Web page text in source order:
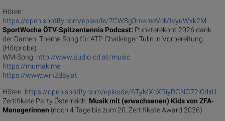
Hören:
https://open.spotify.com/episode/7CW8g0mameVcMIvyuWxk2M
SportWoche ÖTV-Spitzentennis Podcast: Punkterekord 2026 dank
der Damen, Theme-Song für ATP Challenger Tulln in Vorbereitung
(Hörprobe)
WM-Song: http://www.audio-cd.at/music
https://mumak.me
https://www.win2day.at
Hören: https://open.spotify.com/episode/6TyMXcXRiyDGNG72iOrlxU
Zertifikate Party Österreich: Musik mit (erwachsenen) Kids von ZFA-
Managerinnen (noch 4 Tage bis zum 20. Zertifikate Award 2026)